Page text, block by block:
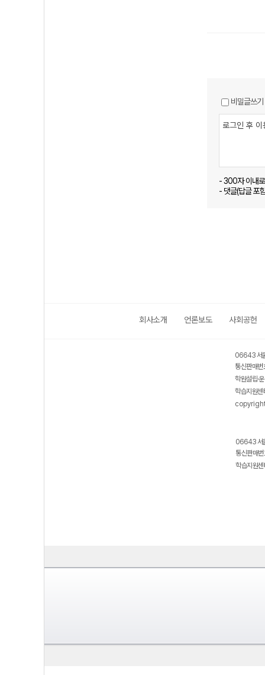
비밀글쓰기
- 300자 이내
- 댓글(답글 포
회사소개 언론보도 사회공헌
06643 서
통신판매
학원설립·
학습지원
06643 서
통신판매
학습지원